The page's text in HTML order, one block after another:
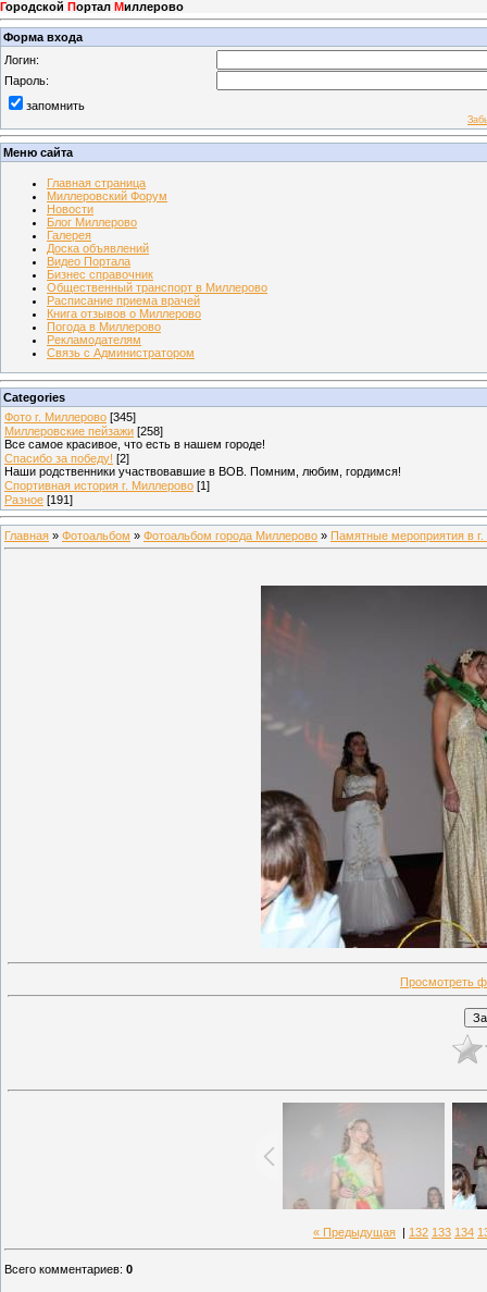
Городской Портал Миллерово
Форма входа
Логин:
Пароль:
запомнить
Меню сайта
Главная страница
Миллеровский Форум
Новости
Блог Миллерово
Галерея
Доска объявлений
Видео Портала
Бизнес справочник
Общественный транспорт в Миллерово
Расписание приема врачей
Книга отзывов о Миллерово
Погода в Миллерово
Рекламодателям
Связь с Администратором
Categories
Фото г. Миллерово [345]
Миллеровские пейзажи [258]
Все самое красивое, что есть в нашем городе!
Спасибо за победу! [2]
Наши родственники участвовавшие в ВОВ. Помним, любим, гордимся!
Спортивная история г. Миллерово [1]
Разное [191]
Главная » Фотоальбом » Фотоальбом города Миллерово » Памятные мероприятия в
Просмотреть
« Предыдущая 132 133 134
Всего комментариев: 0